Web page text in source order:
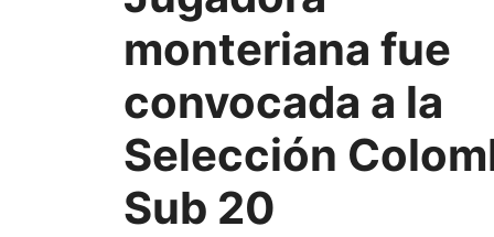
monteriana fue
convocada a la
Selección
Sub 20